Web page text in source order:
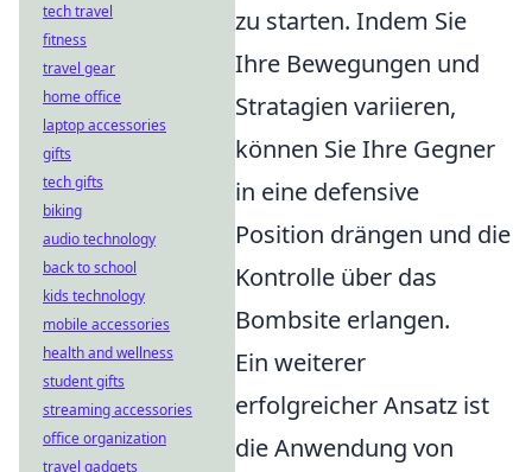
zu starten. Indem Sie
Ihre Bewegungen und
Stratagien variieren,
können Sie Ihre Gegner
in eine defensive
Position drängen und die
Kontrolle über das
Bombsite erlangen.
Ein weiterer
erfolgreicher Ansatz ist
die Anwendung von
tech travel
fitness
travel gear
home office
laptop accessories
gifts
tech gifts
biking
audio technology
back to school
kids technology
mobile accessories
health and wellness
student gifts
streaming accessories
office organization
travel gadgets